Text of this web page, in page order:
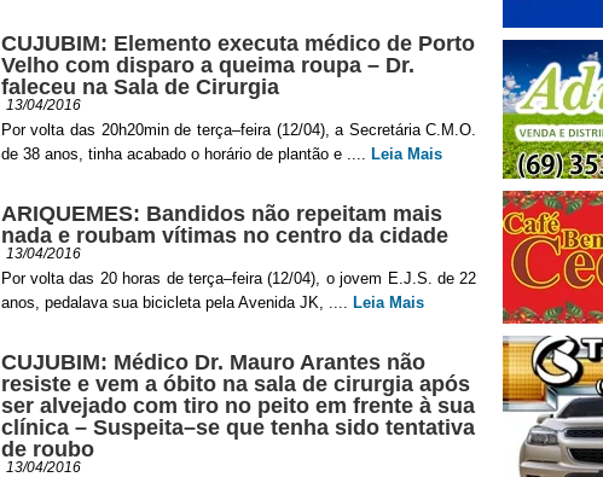
CUJUBIM: Elemento executa médico de Porto
Velho com disparo a queima roupa – Dr.
faleceu na Sala de Cirurgia
13/04/2016
Por volta das 20h20min de terça–feira (12/04), a Secretária C.M.O.
de 38 anos, tinha acabado o horário de plantão e .... Leia Mais
ARIQUEMES: Bandidos não repeitam mais
nada e roubam vítimas no centro da cidade
13/04/2016
Por volta das 20 horas de terça–feira (12/04), o jovem E.J.S. de 22
anos, pedalava sua bicicleta pela Avenida JK, .... Leia Mais
CUJUBIM: Médico Dr. Mauro Arantes não
resiste e vem a óbito na sala de cirurgia após
ser alvejado com tiro no peito em frente à sua
clínica – Suspeita–se que tenha sido tentativa
de roubo
13/04/2016